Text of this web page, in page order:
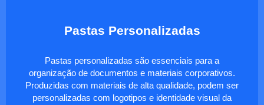
Pastas Personalizadas
Pastas personalizadas são essenciais para a
organização de documentos e materiais corporativos.
Produzidas com materiais de alta qualidade, podem ser
personalizadas com logotipos e identidade visual da